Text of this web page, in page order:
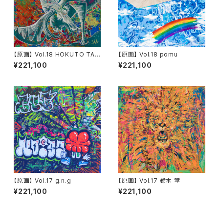
【原画】 Vol.18 HOKUTO TAN
EICHI
¥221,100
【原画】 Vol.18 pomu
¥221,100
【原画】 Vol.17 g.n.g
¥221,100
【原画】 Vol.17 鈴木 掌
¥221,100